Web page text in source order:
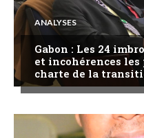
ANALYSES
Gabon : Les 24
et incohérences
charte de la